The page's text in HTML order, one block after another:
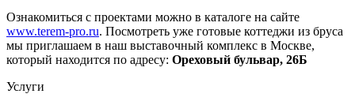
Ознакомиться с проектами можно в каталоге на сайте
www.terem-pro.ru. Посмотреть уже готовые коттеджи из бруса
мы приглашаем в наш выставочный комплекс в Москве,
который находится по адресу: Ореховый бульвар, 26Б
Услуги